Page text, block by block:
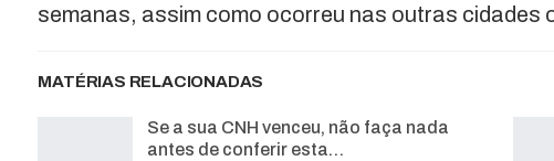
semanas, assim como ocorreu nas outras cidades
MATÉRIAS RELACIONADAS
Se a sua CNH venceu, não faça nada
antes de conferir esta…